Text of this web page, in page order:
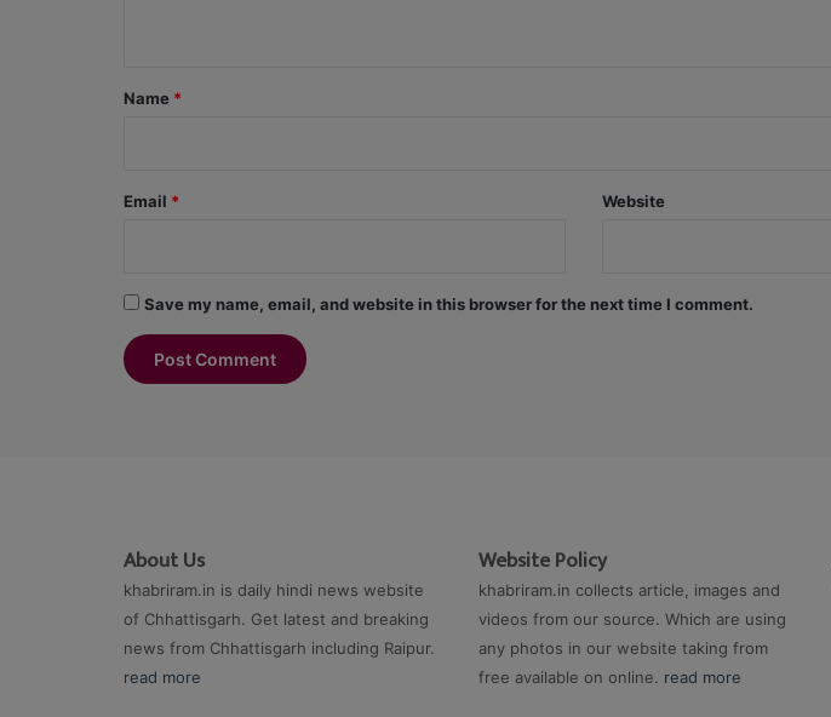
*
Name *
Email * Website
Save my name, email, and website in this browser for the next time I comment.
About Us
khabriram.in is daily hindi news website
of Chhattisgarh. Get latest and breaking
news from Chhattisgarh including Raipur.
read more
Website Policy
khabriram.in collects article, images and
videos from our source. Which are using
any photos in our website taking from
free available on online. read more